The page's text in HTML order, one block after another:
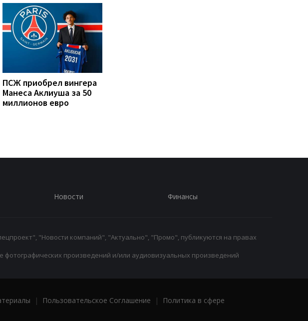
ПСЖ приобрел вингера
Манеса Аклиуша за 50
миллионов евро
Новости Финансы
"Новости компаний", "Актуально", "Промо", публикуются на правах
произведений и/или аудиовизуальных произведений
| Пользовательское Соглашение |
Политика в сфере